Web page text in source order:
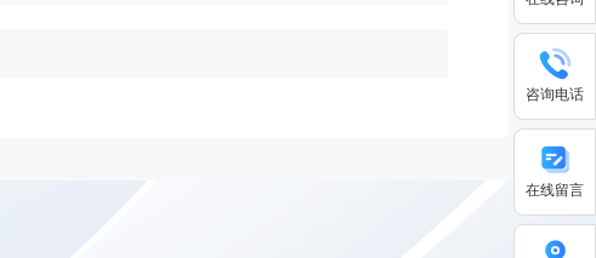
咨询电话
在线留言